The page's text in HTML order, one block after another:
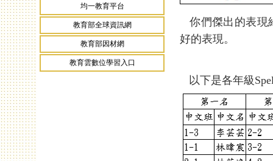
均一教育平台
教育部全球資訊網
教育部因材網
教育雲數位學習入口
你們傑出的表現
好的表現。
以下是各年級